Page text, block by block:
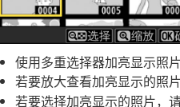
使用多重选择器加亮显示照片
若要放大查看加亮显示的照
若要选择加亮显示的照片，